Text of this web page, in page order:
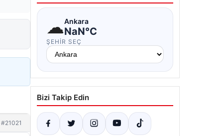
#21021
☁Ankara
NaN°C
ŞEHIR SEÇ
Bizi Takip Edin